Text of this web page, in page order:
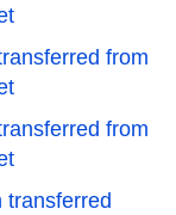
from
from
transferred